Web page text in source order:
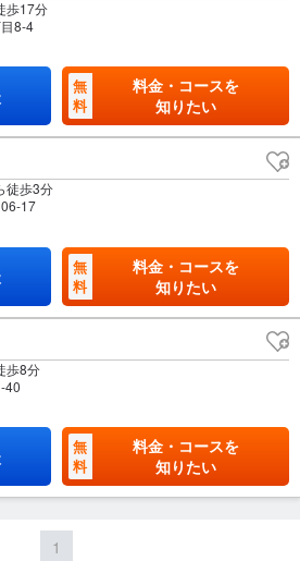
歩17分
8-4
無
料
料金・コースを
知りたい
徒歩3分
17
無
料
料金・コースを
知りたい
歩8分
40
無
料
料金・コースを
知りたい
1